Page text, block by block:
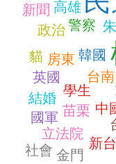
台南
警察
中
高雄
學生
韓國
房東
苗栗
政治
新
英國
立法院
結婚
金門
國軍
新聞
社會
貓